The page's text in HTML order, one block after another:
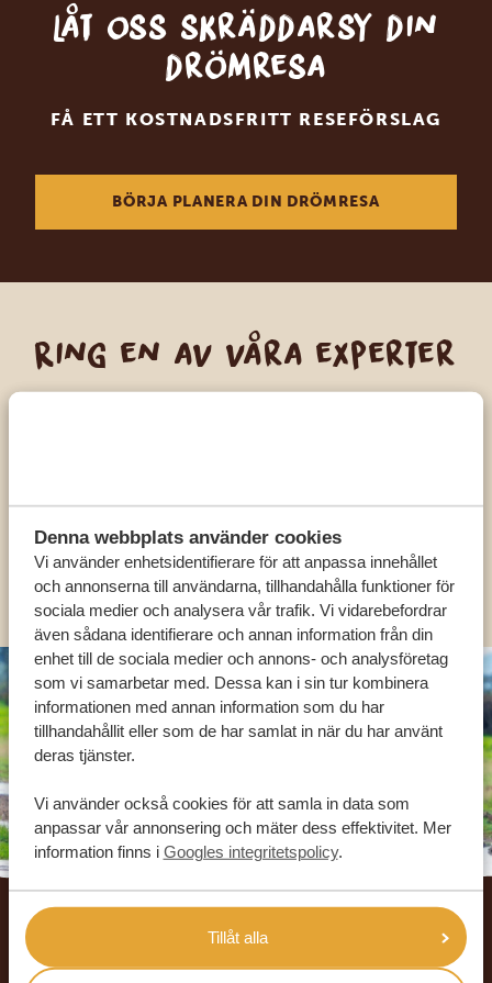
Denna webbplats använder cookies
Vi använder enhetsidentifierare för att anpassa innehållet
och annonserna till användarna, tillhandahålla funktioner för
sociala medier och analysera vår trafik. Vi vidarebefordrar
även sådana identifierare och annan information från din
enhet till de sociala medier och annons- och analysföretag
som vi samarbetar med. Dessa kan i sin tur kombinera
informationen med annan information som du har
tillhandahållit eller som de har samlat in när du har använt
deras tjänster.
Vi använder också cookies för att samla in data som
anpassar vår annonsering och mäter dess effektivitet. Mer
information finns i Googles integritetspolicy.
Tillåt alla
Låt oss skräddarsy din
drömresa
FÅ ETT KOSTNADSFRITT RESEFÖRSLAG
BÖRJA PLANERA DIN DRÖMRESA
Ring en av våra experter
OLIKA LÄNDER
Footer
VÅRA KUNDER REKOMMENDERAR
AFRIKA SAFARI RESOR